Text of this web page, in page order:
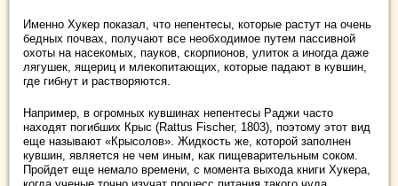
Именно Хукер показал, что непентесы, которые растут на очень
бедных почвах, получают все необходимое путем пассивной
охоты на насекомых, пауков, скорпионов, улиток а иногда даже
лягушек, ящериц и млекопитающих, которые падают в кувшин,
где гибнут и растворяются.
Например, в огромных кувшинах непентесы Раджи часто
находят погибших Крыс (Rattus Fischer, 1803), поэтому этот вид
еще называют «Крысолов». Жидкость же, которой заполнен
кувшин, является не чем иным, как пищеварительным соком.
Пройдет еще немало времени, с момента выхода книги Хукера,